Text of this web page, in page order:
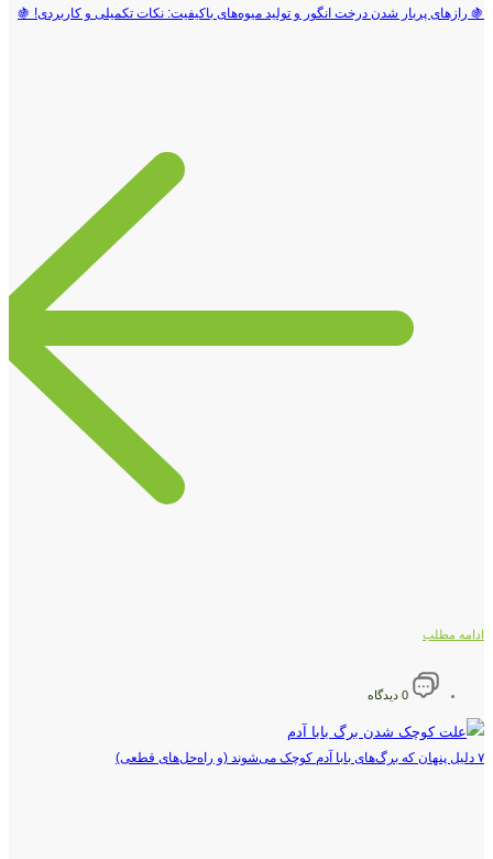
🍇 رازهای پربار شدن درخت انگور و تولید میوه‌های باکیفیت: نکات تکمیلی و کاربردی! 🍇
ادامه مطلب
۷ دلیل پنهان که برگ‌های بابا آدم کوچک می‌شوند (و راه‌حل‌های قطعی)